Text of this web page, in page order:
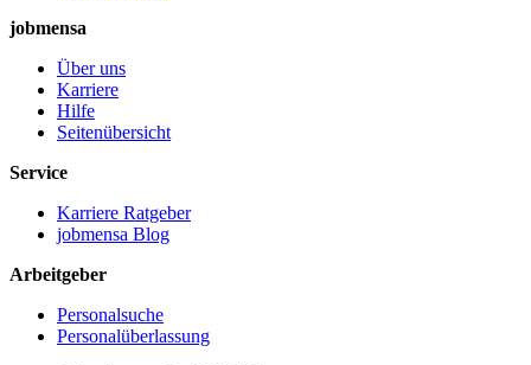
jobmensa
Über uns
Karriere
Hilfe
Seitenübersicht
Service
Karriere Ratgeber
jobmensa Blog
Arbeitgeber
Personalsuche
Personalüberlassung